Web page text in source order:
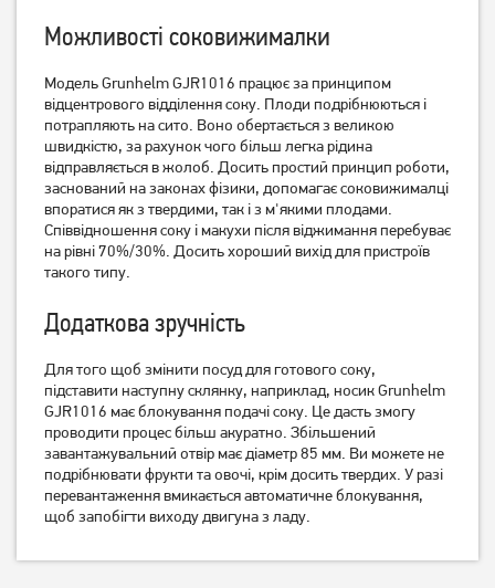
HR2738/00
1 669грн 11 629 грн
Соковитискач Philips
HR1922/21
12 499грн
9 999грн
8 299грн
6 639 грн
Можливості соковижималки
Модель Grunhelm GJR1016 працює за принципом
відцентрового відділення соку. Плоди подрібнюються і
потрапляють на сито. Воно обертається з великою
швидкістю, за рахунок чого більш легка рідина
відправляється в жолоб. Досить простий принцип роботи,
заснований на законах фізики, допомагає соковижималці
впоратися як з твердими, так і з м'якими плодами.
Співвідношення соку і макухи після віджимання перебуває
на рівні 70%/30%. Досить хороший вихід для пристроїв
такого типу.
Додаткова зручність
Для того щоб змінити посуд для готового соку,
підставити наступну склянку, наприклад, носик Grunhelm
GJR1016 має блокування подачі соку. Це дасть змогу
проводити процес більш акуратно. Збільшений
завантажувальний отвір має діаметр 85 мм. Ви можете не
подрібнювати фрукти та овочі, крім досить твердих. У разі
перевантаження вмикається автоматичне блокування,
щоб запобігти виходу двигуна з ладу.